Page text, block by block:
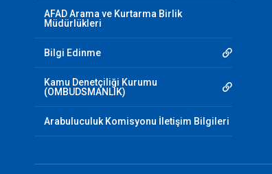
AFAD Arama ve Kurtarma Birlik
Müdürlükleri
Bilgi Edinme
Kamu Denetçiliği Kurumu
(OMBUDSMANLIK)
Arabuluculuk Komisyonu İletişim Bilgileri